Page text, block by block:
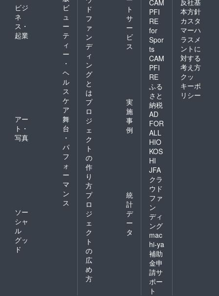
ビジ
ネ
ス・
起業
ビ
ュ
ー
テ
ィ
ー
・
ヘ
ル
ス
ケ
ア
アー
ト・
写真
舞
台
・
パ
フ
ォ
ー
マ
ン
ス
ソー
シャ
ル
グッ
ド
ド
フ
ァ
ン
デ
ィ
ン
グ
と
は
ト
サ
ー
ビ
ス
プ
ロ
ジ
ェ
ク
ト
の
作
り
方
実
施
事
例
プ
ロ
ジ
ェ
ク
ト
の
広
め
方
統
計
デ
ー
タ
CAM
PFI
RE
for
Spor
ts
CAM
PFI
RE
ふる
さと
納税
AD
FOR
ALL
HIO
KOS
HI
JFA
クラ
ウド
ファ
ン
ディ
ング
mac
hi-ya
補助
金申
請サ
ポー
ト
本方針
カスタ
マーハ
ラスメ
ントに
対する
考え方
クッ
キーポ
リシー